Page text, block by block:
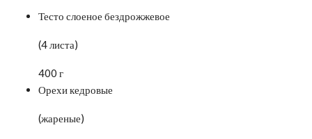
Тесто слоеное бездрожжевое
(4 листа)
400 г
Орехи кедровые
(жареные)